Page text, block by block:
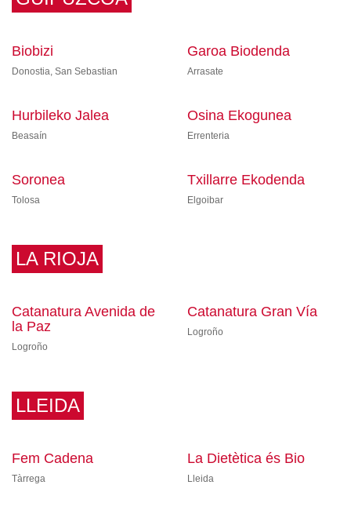
Biobizi
Donostia, San Sebastian
Garoa Biodenda
Arrasate
Hurbileko Jalea
Beasaín
Osina Ekogunea
Errenteria
Soronea
Tolosa
Txillarre Ekodenda
Elgoibar
LA RIOJA
Catanatura Avenida de
la Paz
Logroño
Catanatura Gran Vía
Logroño
LLEIDA
Fem Cadena
Tàrrega
La Dietètica és Bio
Lleida